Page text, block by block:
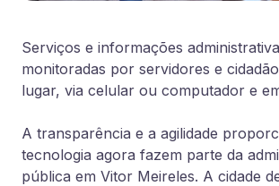
Serviços e informações
monitoradas por servidores e
lugar, via celular ou computador e
A transparência e a agilidade
tecnologia agora fazem parte da
pública em Vitor Meireles. A cidade